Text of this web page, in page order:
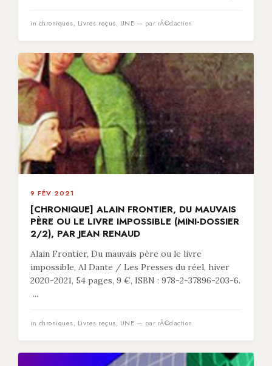
in chroniques, Livres reçus, UNE — par rÃ©daction
9 FÉV 2021
[CHRONIQUE] ALAIN FRONTIER, DU MAUVAIS
PÈRE OU LE LIVRE IMPOSSIBLE (MINI-DOSSIER
2/2), PAR JEAN RENAUD
Alain Frontier, Du mauvais père ou le livre
impossible, Al Dante / Les Presses du réel, hiver
2020-2021, 54 pages, 9 €, ISBN : 978-2-37896-203-6.
...
in chroniques, Livres reçus, UNE — par rÃ©daction